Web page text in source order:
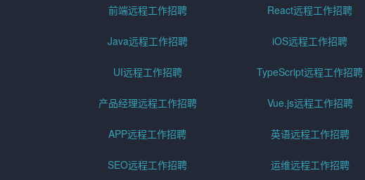
前端远程工作招聘 React远程工作招聘
Java远程工作招聘 iOS远程工作招聘
UI远程工作招聘 TypeScript远程工作招聘
产品经理远程工作招聘 Vue.js远程工作招聘
APP远程工作招聘 英语远程工作招聘
SEO远程工作招聘 运维远程工作招聘